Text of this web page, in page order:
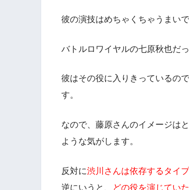
彼の演技はめちゃくちゃうまいで
バトルロワイヤルの七原秋也だ
彼はその役に入りきっているので
す。
なので、藤原さんのイメージは
ような気がします。
反対に渋川さんは依存するタイ
逆にいうと、
どの役を演じてい